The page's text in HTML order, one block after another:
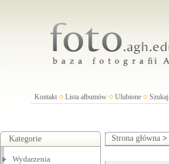
Kontakt Lista albumów Ulubione Szukaj
Kategorie
Wydarzenia
Strona główna >